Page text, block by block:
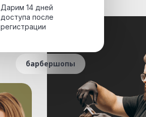
барбершопы
Дарим 14 дней
доступа после
регистрации